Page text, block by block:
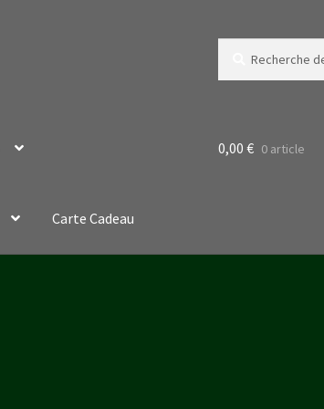
Carte Cadeau
0,00 € 0 article